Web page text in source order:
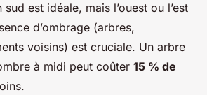
sud est idéale, mais l’ouest ou l’est
d’ombrage (arbres,
voisins) est cruciale. Un arbre
à midi peut coûter 15 % de